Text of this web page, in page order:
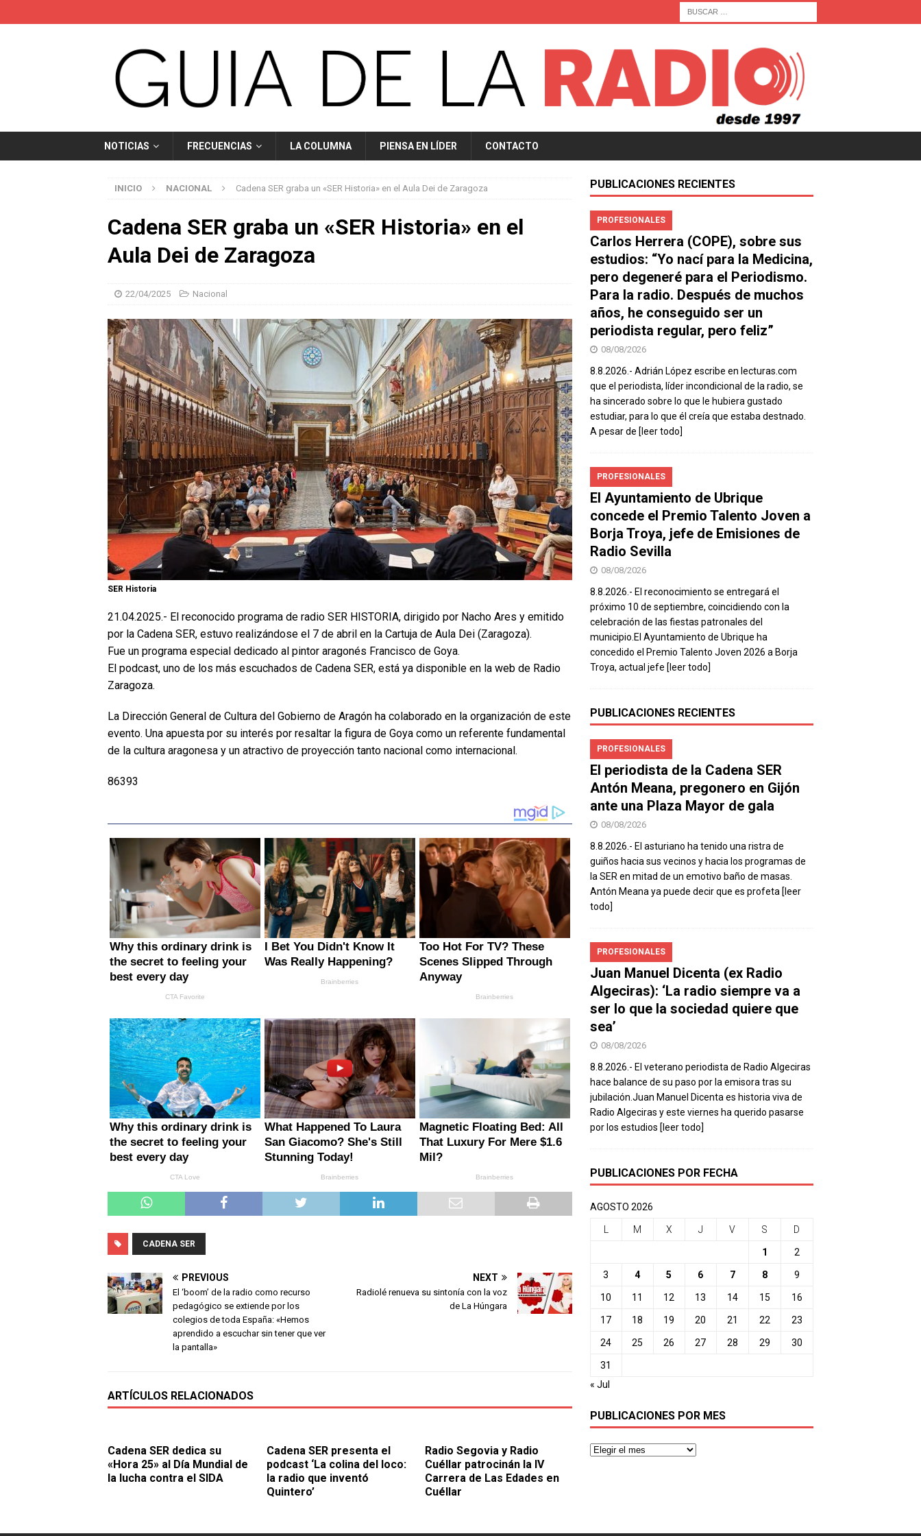
NOTICIAS FRECUENCIAS LA COLUMNA PIENSA EN LÍDER CONTACTO
INICIO NACIONAL Cadena SER graba un «SER Historia» en el Aula Dei de Zaragoza
Cadena SER graba un «SER Historia» en el
Aula Dei de Zaragoza
22/04/2025 Nacional
SER Historia
21.04.2025.- El reconocido programa de radio SER HISTORIA, dirigido por Nacho Ares y emitido
por la Cadena SER, estuvo realizándose el 7 de abril en la Cartuja de Aula Dei (Zaragoza).
Fue un programa especial dedicado al pintor aragonés Francisco de Goya.
El podcast, uno de los más escuchados de Cadena SER, está ya disponible en la web de Radio
Zaragoza.
La Dirección General de Cultura del Gobierno de Aragón ha colaborado en la organización de este
evento. Una apuesta por su interés por resaltar la figura de Goya como un referente fundamental
de la cultura aragonesa y un atractivo de proyección tanto nacional como internacional.
86393
CADENA SER
PREVIOUS
El ‘boom’ de la radio como recurso
pedagógico se extiende por los
colegios de toda España: «Hemos
aprendido a escuchar sin tener que ver
la pantalla»
NEXT
Radiolé renueva su sintonía con la voz
de La Húngara
ARTÍCULOS RELACIONADOS
Cadena SER dedica su
«Hora 25» al Día Mundial de
la lucha contra el SIDA
Cadena SER presenta el
podcast ‘La colina del loco:
la radio que inventó
Quintero’
Radio Segovia y Radio
Cuéllar patrocinán la IV
Carrera de Las Edades en
Cuéllar
PUBLICACIONES RECIENTES
PROFESIONALES
Carlos Herrera (COPE), sobre sus
estudios: “Yo nací para la Medicina,
pero degeneré para el Periodismo.
Para la radio. Después de muchos
años, he conseguido ser un
periodista regular, pero feliz”
08/08/2026
8.8.2026.- Adrián López escribe en lecturas.com
que el periodista, líder incondicional de la radio, se
ha sincerado sobre lo que le hubiera gustado
estudiar, para lo que él creía que estaba destnado.
A pesar de [leer todo]
PROFESIONALES
El Ayuntamiento de Ubrique
concede el Premio Talento Joven a
Borja Troya, jefe de Emisiones de
Radio Sevilla
08/08/2026
8.8.2026.- El reconocimiento se entregará el
próximo 10 de septiembre, coincidiendo con la
celebración de las fiestas patronales del
municipio.El Ayuntamiento de Ubrique ha
concedido el Premio Talento Joven 2026 a Borja
Troya, actual jefe [leer todo]
PUBLICACIONES RECIENTES
PROFESIONALES
El periodista de la Cadena SER
Antón Meana, pregonero en Gijón
ante una Plaza Mayor de gala
08/08/2026
8.8.2026.- El asturiano ha tenido una ristra de
guiños hacia sus vecinos y hacia los programas de
la SER en mitad de un emotivo baño de masas.
Antón Meana ya puede decir que es profeta [leer
todo]
PROFESIONALES
Juan Manuel Dicenta (ex Radio
Algeciras): ‘La radio siempre va a
ser lo que la sociedad quiere que
sea’
08/08/2026
8.8.2026.- El veterano periodista de Radio Algeciras
hace balance de su paso por la emisora tras su
jubilación.Juan Manuel Dicenta es historia viva de
Radio Algeciras y este viernes ha querido pasarse
por los estudios [leer todo]
PUBLICACIONES POR FECHA
AGOSTO 2026
L M X J V S D
1 2
3 4 5 6 7 8 9
10 11 12 13 14 15 16
17 18 19 20 21 22 23
24 25 26 27 28 29 30
31
« Jul
PUBLICACIONES POR MES